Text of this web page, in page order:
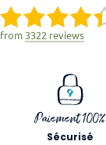
Paiement 100%
Sécurisé
from 3322 reviews